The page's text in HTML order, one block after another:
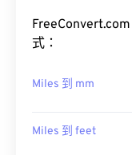
式：
Miles 到 mm
Miles 到 feet